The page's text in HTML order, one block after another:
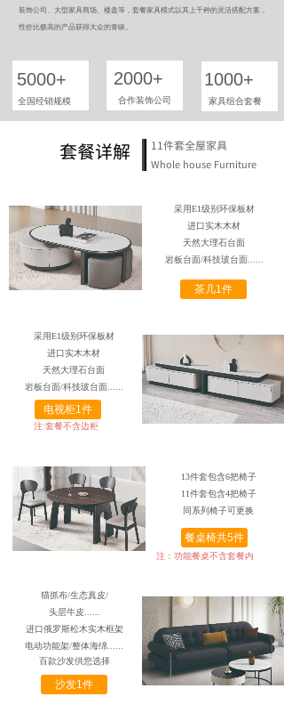
2000+
5000+
合作装饰公司
装饰公司、大型家具商场、楼盘等，套餐家具模式以其上千种的灵活搭配方案，
性价比极高的产品获得大众的青睐。
家具组合套餐
1000+
全国经销规模
11件套全屋家具
Whole house Furniture
套餐详解
采用E1级别环保板材
进口实木木材
天然大理石台面
岩板台面/科技玻台面......
采用E1级别环保板材
进口实木木材
天然大理石台面
岩板台面/科技玻台面......
茶几1件
电视柜1件
注:套餐不含边柜
猫抓布/生态真皮/
头层牛皮......
进口俄罗斯松木实木框架
电动功能架/整体海绵......
百款沙发供您选择
请注意妃位的选择
13件套包含6把椅子
11件套包含4把椅子
同系列椅子可更换
餐桌椅共5件
沙发1件
注：功能餐桌不含套餐内